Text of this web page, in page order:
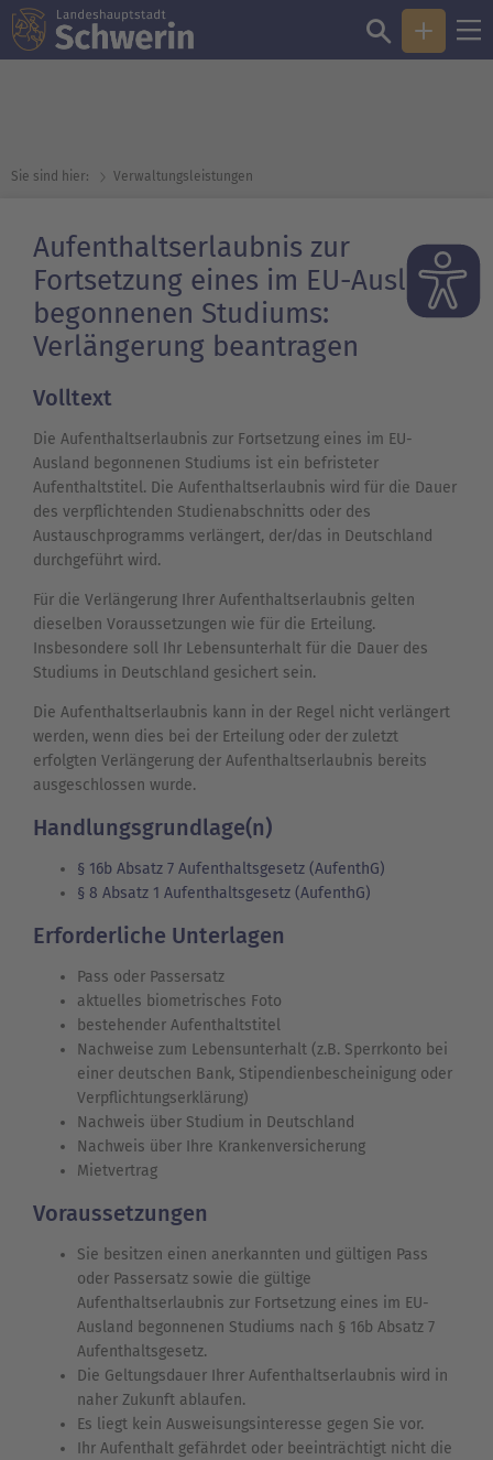
Sie sind hier: Verwaltungsleistungen
Aufenthaltserlaubnis zur
Fortsetzung eines im EU-Ausland
begonnenen Studiums:
Verlängerung beantragen
Volltext
Die Aufenthaltserlaubnis zur Fortsetzung eines im EU-
Ausland begonnenen Studiums ist ein befristeter
Aufenthaltstitel. Die Aufenthaltserlaubnis wird für die Dauer
des verpflichtenden Studienabschnitts oder des
Austauschprogramms verlängert, der/das in Deutschland
durchgeführt wird.
Für die Verlängerung Ihrer Aufenthaltserlaubnis gelten
dieselben Voraussetzungen wie für die Erteilung.
Insbesondere soll Ihr Lebensunterhalt für die Dauer des
Studiums in Deutschland gesichert sein.
Die Aufenthaltserlaubnis kann in der Regel nicht verlängert
werden, wenn dies bei der Erteilung oder der zuletzt
erfolgten Verlängerung der Aufenthaltserlaubnis bereits
ausgeschlossen wurde.
Handlungsgrundlage(n)
§ 16b Absatz 7 Aufenthaltsgesetz (AufenthG)
§ 8 Absatz 1 Aufenthaltsgesetz (AufenthG)
Erforderliche Unterlagen
Pass oder Passersatz
aktuelles biometrisches Foto
bestehender Aufenthaltstitel
Nachweise zum Lebensunterhalt (z.B. Sperrkonto bei
einer deutschen Bank, Stipendienbescheinigung oder
Verpflichtungserklärung)
Nachweis über Studium in Deutschland
Nachweis über Ihre Krankenversicherung
Mietvertrag
Voraussetzungen
Sie besitzen einen anerkannten und gültigen Pass
oder Passersatz sowie die gültige
Aufenthaltserlaubnis zur Fortsetzung eines im EU-
Ausland begonnenen Studiums nach § 16b Absatz 7
Aufenthaltsgesetz.
Die Geltungsdauer Ihrer Aufenthaltserlaubnis wird in
naher Zukunft ablaufen.
Es liegt kein Ausweisungsinteresse gegen Sie vor.
Ihr Aufenthalt gefährdet oder beeinträchtigt nicht die